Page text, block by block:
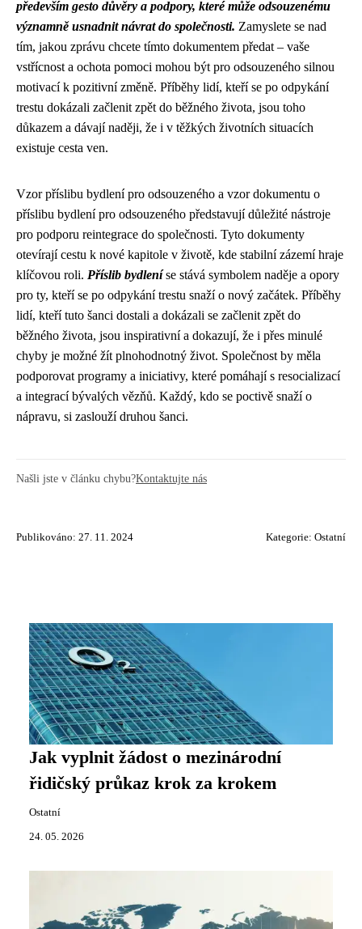
především gesto důvěry a podpory, které může odsouzenému
významně usnadnit návrat do společnosti. Zamyslete se nad
tím, jakou zprávu chcete tímto dokumentem předat – vaše
vstřícnost a ochota pomoci mohou být pro odsouzeného silnou
motivací k pozitivní změně. Příběhy lidí, kteří se po odpykání
trestu dokázali začlenit zpět do běžného života, jsou toho
důkazem a dávají naději, že i v těžkých životních situacích
existuje cesta ven.
Vzor příslibu bydlení pro odsouzeného a vzor dokumentu o
příslibu bydlení pro odsouzeného představují důležité nástroje
pro podporu reintegrace do společnosti. Tyto dokumenty
otevírají cestu k nové kapitole v životě, kde stabilní zázemí hraje
klíčovou roli. Příslib bydleníse stává symbolem naděje a opory
pro ty, kteří se po odpykání trestu snaží o nový začátek. Příběhy
lidí, kteří tuto šanci dostali a dokázali se začlenit zpět do
běžného života, jsou inspirativní a dokazují, že i přes minulé
chyby je možné žít plnohodnotný život. Společnost by měla
podporovat programy a iniciativy, které pomáhají s resocializací
a integrací bývalých vězňů. Každý, kdo se poctivě snaží o
nápravu, si zaslouží druhou šanci.
Našli jste v článku chybu?Kontaktujte nás
Publikováno: 27. 11. 2024 Kategorie: Ostatní
Jak vyplnit žádost o mezinárodní
řidičský průkaz krok za krokem
Ostatní
24. 05. 2026